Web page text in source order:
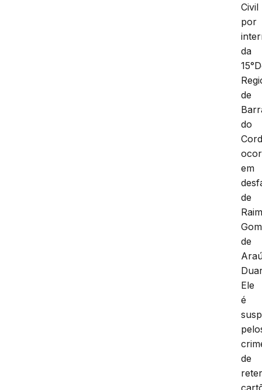
Civil
por
da
de
do
em
de
de
Ele
é
de